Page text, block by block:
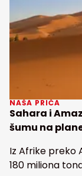
NAŠA PRIČA
Sahara i
šumu na
Iz Afrike preko
180 miliona